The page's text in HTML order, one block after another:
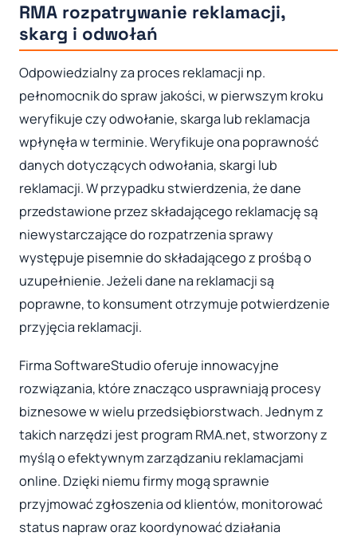
RMA rozpatrywanie reklamacji,
skarg i odwołań
Odpowiedzialny za proces reklamacji np.
pełnomocnik do spraw jakości, w pierwszym kroku
weryfikuje czy odwołanie, skarga lub reklamacja
wpłynęła w terminie. Weryfikuje ona poprawność
danych dotyczących odwołania, skargi lub
reklamacji. W przypadku stwierdzenia, że dane
przedstawione przez składającego reklamację są
niewystarczające do rozpatrzenia sprawy
występuje pisemnie do składającego z prośbą o
uzupełnienie. Jeżeli dane na reklamacji są
poprawne, to konsument otrzymuje potwierdzenie
przyjęcia reklamacji.
Firma SoftwareStudio oferuje innowacyjne
rozwiązania, które znacząco usprawniają procesy
biznesowe w wielu przedsiębiorstwach. Jednym z
takich narzędzi jest program RMA.net, stworzony z
myślą o efektywnym zarządzaniu reklamacjami
online. Dzięki niemu firmy mogą sprawnie
przyjmować zgłoszenia od klientów, monitorować
status napraw oraz koordynować działania